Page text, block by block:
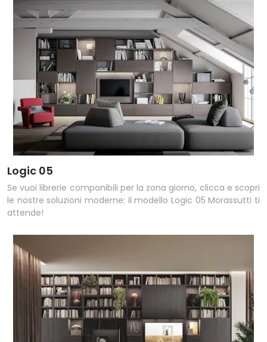
Logic 05
Se vuoi librerie componibili per la zona giorno, clicca e scopri
le nostre soluzioni moderne: il modello Logic 05 Morassutti ti
attende!